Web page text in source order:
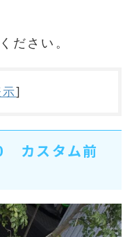
ださい。
示]
カスタム前